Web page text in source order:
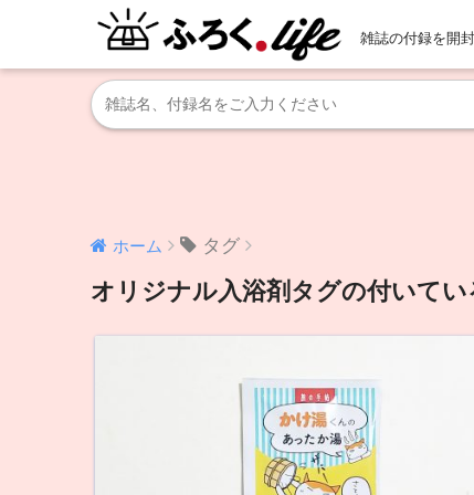
雑誌の付録を開
ホーム タグ
オリジナル入浴剤タグの付いてい